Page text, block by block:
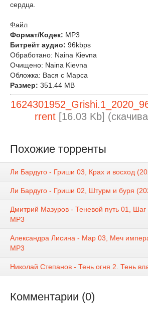
сердца.
Файл
Формат/Кодек: MP3
Битрейт аудио: 96kbps
Обработано: Naina Kievna
Очищено: Naina Kievna
Обложка: Вася с Марса
Размер: 351.44 MB
rrent[16.03 Kb]
Похожие торренты
Ли Бардуго - Гриши 03, Крах и восход
Ли Бардуго - Гриши 02, Штурм и буря
Дмитрий Мазуров - Теневой путь 01, Шаг
MP3
Александра Лисина - Мар 03, Меч
MP3
Николай Степанов - Тень огня 2. Тень
Комментарии (0)